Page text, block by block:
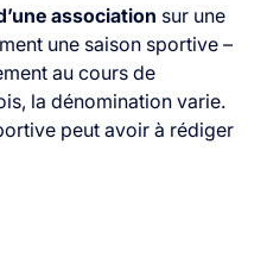
association sur une
une saison sportive –
au cours de
la dénomination varie.
peut avoir à rédiger